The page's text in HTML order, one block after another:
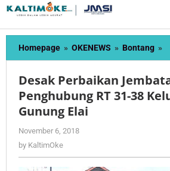
Skip
content
Homepage » OKENEWS » Bontang »
RT
Desak Perbaikan
Penghubung RT 31-38
Gunung Elai
November 6, 2018
by KaltimOke